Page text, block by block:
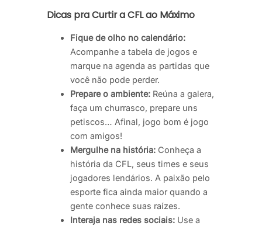
Dicas pra Curtir a CFL ao Máximo
Fique de olho no calendário:
Acompanhe a tabela de jogos e
marque na agenda as partidas que
você não pode perder.
Prepare o ambiente: Reúna a galera,
faça um churrasco, prepare uns
petiscos… Afinal, jogo bom é jogo
com amigos!
Mergulhe na história: Conheça a
história da CFL, seus times e seus
jogadores lendários. A paixão pelo
esporte fica ainda maior quando a
gente conhece suas raízes.
Interaja nas redes sociais: Use a